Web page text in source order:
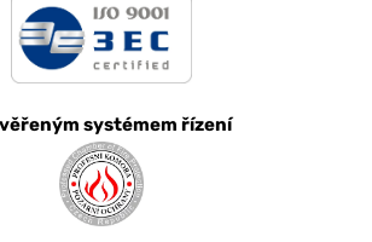
systémem řízení